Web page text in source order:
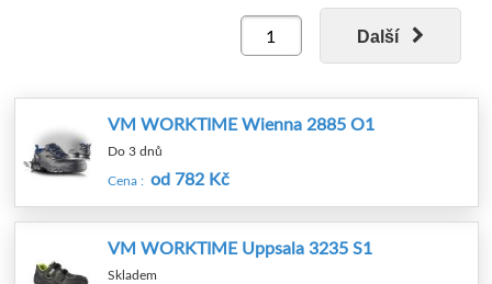
Další
VM WORKTIME Wienna 2885 O1
Do 3 dnů
Cena : od 782 Kč
VM WORKTIME Uppsala 3235 S1
Skladem